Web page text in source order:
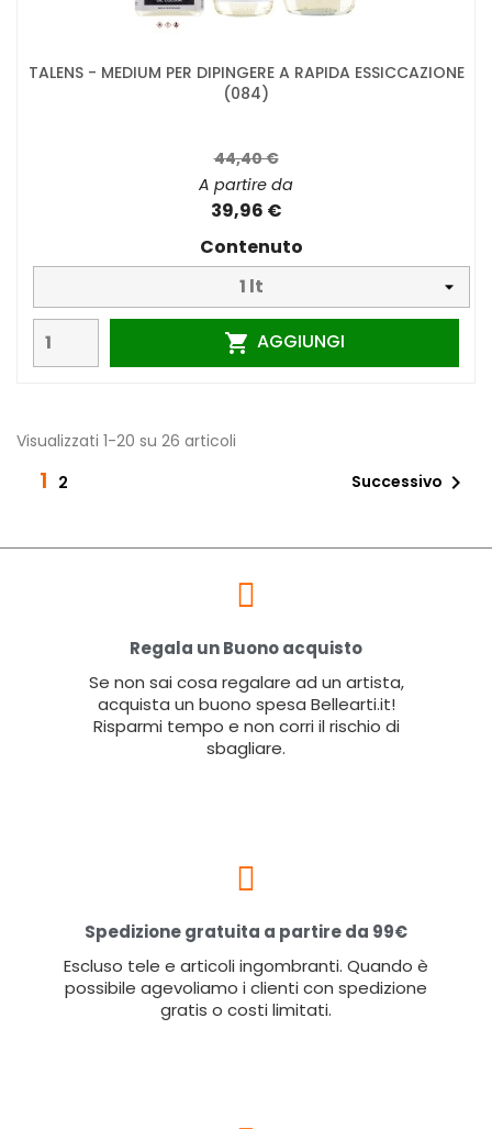
TALENS - MEDIUM PER DIPINGERE A RAPIDA ESSICCAZIONE
(084)
44,40 €
A partire da
39,96 €
Contenuto
 AGGIUNGI
Visualizzati 1-20 su 26 articoli
1 2 Successivo 
Regala un Buono acquisto
Se non sai cosa regalare ad un artista,
acquista un buono spesa Bellearti.it!
Risparmi tempo e non corri il rischio di
sbagliare.
Spedizione gratuita a partire da 99€
Escluso tele e articoli ingombranti. Quando è
possibile agevoliamo i clienti con spedizione
gratis o costi limitati.